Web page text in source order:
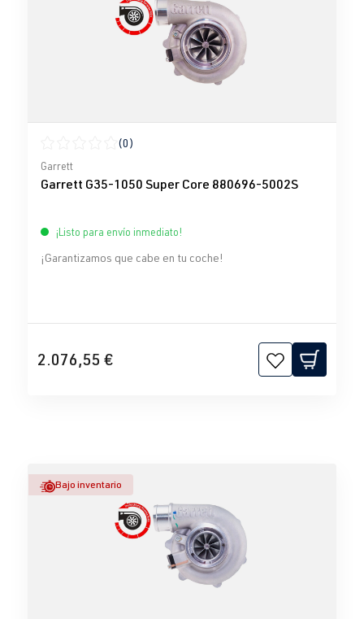
Calificación promedio de 0 de 5 estrellas
(0)
Garrett
Garrett G35-1050 Super Core 880696-5002S
¡Listo para envío inmediato!
¡Garantizamos que cabe en tu coche!
2.076,55 €
Bajo inventario